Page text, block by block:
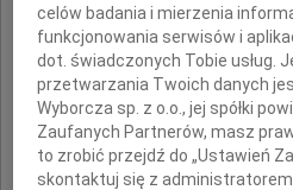
byłej
celów badania i mierzenia
funkcjonowania serwisów i
dot. świadczonych Tobie usług.
przetwarzania Twoich danych
Wyborcza sp. z o.o., jej spółki
Zaufanych Partnerów, masz
to zrobić przejdź do „Ustawień
skontaktuj się z